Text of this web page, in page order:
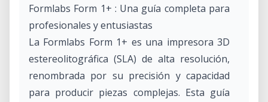
Formlabs Form 1+ : Una guía completa para
profesionales y entusiastas
La Formlabs Form 1+ es una impresora 3D
estereolitográfica (SLA) de alta resolución,
renombrada por su precisión y capacidad
para producir piezas complejas. Esta guía